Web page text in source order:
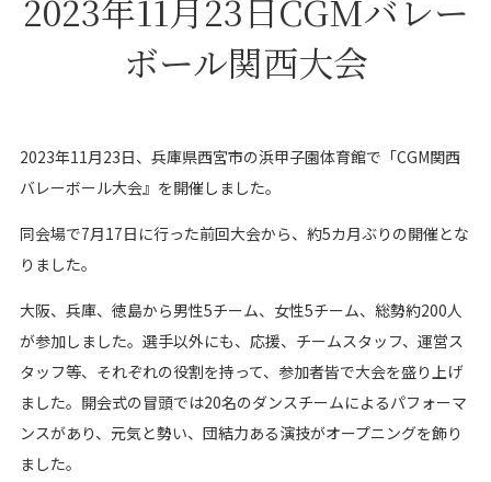
2023年11月23日CGMバレー
ボール関西大会
2023年11月23日、兵庫県西宮市の浜甲子園体育館で「CGM関西
バレーボール大会』を開催しました。
同会場で7月17日に行った前回大会から、約5カ月ぶりの開催とな
りました。
大阪、兵庫、徳島から男性5チーム、女性5チーム、総勢約200人
が参加しました。選手以外にも、応援、チームスタッフ、運営ス
タッフ等、それぞれの役割を持って、参加者皆で大会を盛り上げ
ました。開会式の冒頭では20名のダンスチームによるパフォーマ
ンスがあり、元気と勢い、団結力ある演技がオープニングを飾り
ました。